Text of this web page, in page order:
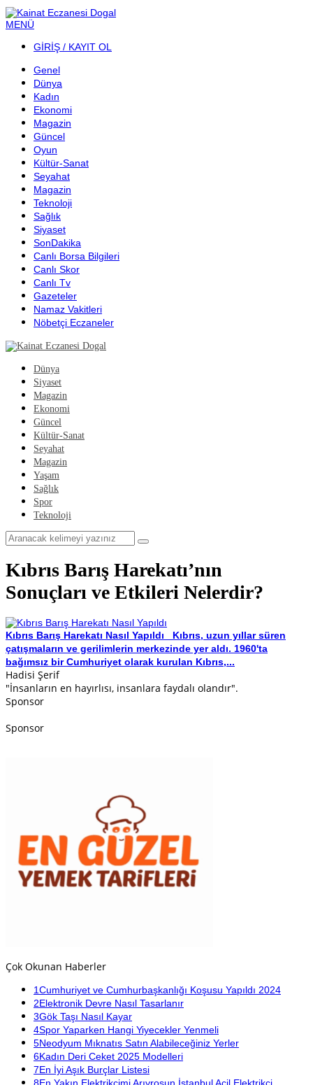
MENÜ
GİRİŞ / KAYIT OL
Genel
Dünya
Kadın
Ekonomi
Magazin
Güncel
Oyun
Kültür-Sanat
Seyahat
Magazin
Teknoloji
Sağlık
Siyaset
SonDakika
Canlı Borsa Bilgileri
Canlı Skor
Canlı Tv
Gazeteler
Namaz Vakitleri
Nöbetçi Eczaneler
Dünya
Siyaset
Magazin
Ekonomi
Güncel
Kültür-Sanat
Seyahat
Magazin
Yaşam
Sağlık
Spor
Teknoloji
Kıbrıs Barış Harekatı’nın
Sonuçları ve Etkileri Nelerdir?
Kıbrıs Barış Harekatı Nasıl Yapıldı
Kıbrıs, uzun yıllar süren
çatışmaların ve gerilimlerin merkezinde yer aldı. 1960'ta
bağımsız bir Cumhuriyet olarak kurulan Kıbrıs,...
Hadisi Şerif
"İnsanların en hayırlısı, insanlara faydalı olandır".
Sponsor
Sponsor
Çok Okunan Haberler
1Cumhuriyet ve Cumhurbaşkanlığı Koşusu Yapıldı 2024
2Elektronik Devre Nasıl Tasarlanır
3Gök Taşı Nasıl Kayar
4Spor Yaparken Hangi Yiyecekler Yenmeli
5Neodyum Mıknatıs Satın Alabileceğiniz Yerler
6Kadın Deri Ceket 2025 Modelleri
7En İyi Aşık Burçlar Listesi
8En Yakın Elektrikçimi Arıyrosun İstanbul Acil Elektrikçi